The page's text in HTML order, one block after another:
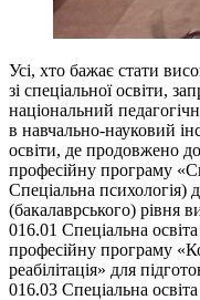
Усі, хто бажає стати
зі спеціальної освіти,
національний
в навчально-науковий
освіти, де продовжено
професійну програму
Спеціальна психологія)
(бакалаврського) рівня
016.01 Спеціальна
професійну програму
реабілітація» для
016.03 Спеціальна